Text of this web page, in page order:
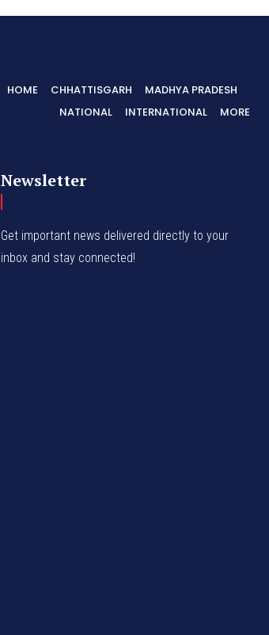
HOME CHHATTISGARH
MADHYA PRADESH
NATIONAL
INTERNATIONAL MORE
Newsletter
Get important news delivered directly to your
inbox and stay connected!